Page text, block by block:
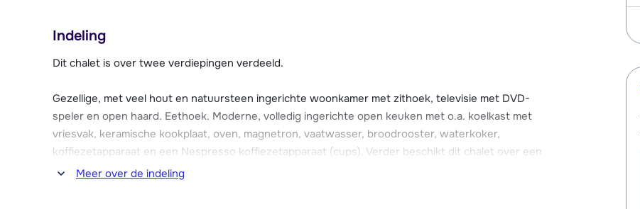
Indeling
Dit chalet is over twee verdiepingen verdeeld.
Gezellige, met veel hout en natuursteen ingerichte woonkamer met zithoek, televisie met DVD-
speler en open haard. Eethoek. Moderne, volledig ingerichte open keuken met o.a. koelkast met
vriesvak, keramische kookplaat, oven, magnetron, vaatwasser, broodrooster, waterkoker,
koffiezetapparaat en een Nespresso koffiezetapparaat (cups). Verder beschikt dit chalet over een
wasmachine, föhn, handdoekdroger, Wi-Fi internetverbinding, skischoenendroger en een balkon.
Meer over de indeling